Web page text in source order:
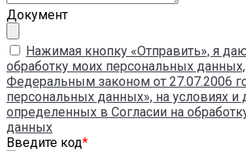
Документ
Нажимая кнопку «Отправить», я
обработку моих персональных данных,
Федеральным законом от 27.07.2006
персональных данных», на условиях и
определенных в Согласии на
данных
Введите код*